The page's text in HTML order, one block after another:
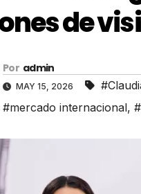
de
Por admin
MAY 15, 2026
#mercado internacional,